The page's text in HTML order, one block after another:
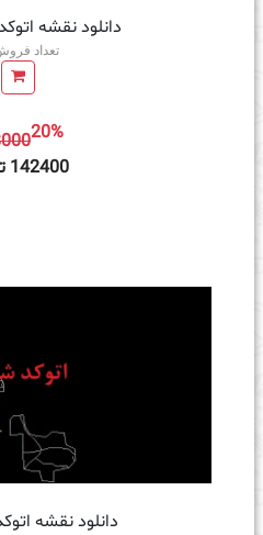
دانلود نقشه
تعداد فروش
20%
142400 تومان
دانلود نقشه